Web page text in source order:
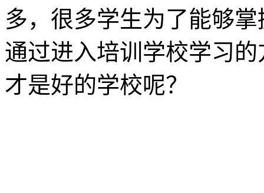
多，很多学生为了能够
通过进入培训学校学习
才是好的学校呢？